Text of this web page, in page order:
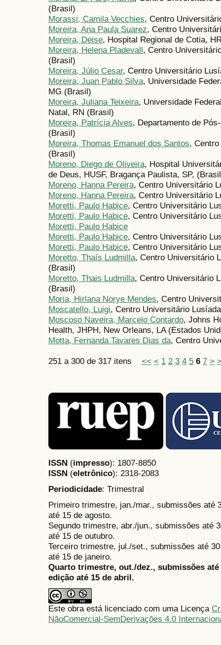
(Brasil)
Morassi, Camila Vecchies, Centro
Moreira, Ana Paula Suarez, Centro
Moreira, Deise, Hospital Regional de Cotia,
Moreira, Helena Pladevall, Centro
(Brasil)
Moreira, Júlio Cesar, Centro Universitário
Moreira, Juan Pablo Silva, Universidade
MG (Brasil)
Moreira, Juliana Teixeira, Universidade
Natal, RN (Brasil)
Moreira, Patrícia Alves, Departamento de
(Brasil)
Moreira, Thomas Emanuel dos Santos,
(Brasil)
Moreno, Diego de Oliveira, Hospital
de Deus, HUSF, Bragança Paulista, SP,
Moreno, Hanna Pereira, Centro Universitário
Moreno, Hanna Pereira, Centro Universitário
Moretti, Paulo Habice, Centro Universitário
Moretti, Paulo Habice, Centro Universitário
Moretti, Paulo Habice
Moretti, Paulo Habice, Centro Universitário
Moretti, Paulo Habice, Centro Universitário
Moretto, Thaís Ludmilla, Centro Universitário
(Brasil)
Moretto, Thais Ludmilla, Centro Universitário
(Brasil)
Moria, Hirlana Norye Mendes, Centro
Moscatello, Luigi, Centro Universitário
Moscoso Naveira, Marcelo Contardo, Johns
Health, JHPH, New Orleans, LA (Estados
Motta, Fernanda Tavares Dias da, Centro
251 a 300 de 317 itens << < 1 2 3 4 5 6 7 >
ISSN (impresso): 1807-8850
ISSN (eletrônico): 2318-2083
Periodicidade: Trimestral
Primeiro trimestre, jan./mar., submissões até
até 15 de agosto.
Segundo trimestre, abr./jun., submissões até
até 15 de outubro.
Terceiro trimestre, jul./set., submissões até
até 15 de janeiro.
Quarto trimestre, out./dez., submissões
edição até 15 de abril.
Este obra está licenciado com uma Licença
NãoComercial-SemDerivações 4.0